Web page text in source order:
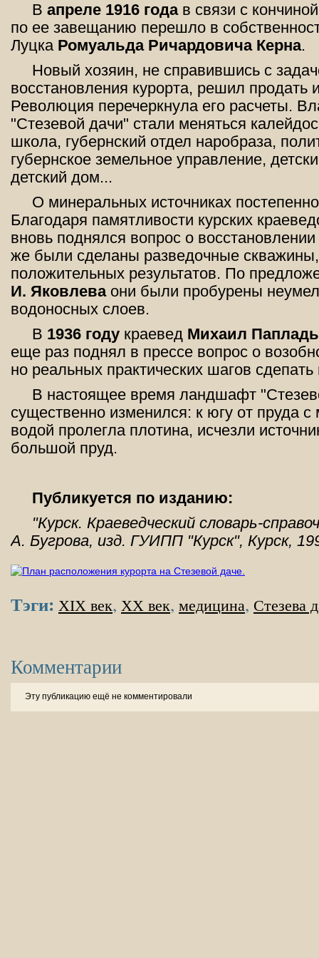
В апреле 1916 годав связи с
по ее завещанию перешло в
Луцка Ромуальда Ричардовича Керна.
Новый хозяин, не справившись с
восстановления курорта, решил продать
Революция перечеркнула его расчеты.
"Стезевой дачи" стали меняться
школа, губернский отдел наробраза,
губернское земельное управление,
детский дом...
О минеральных источниках
Благодаря памятливости курских
вновь поднялся вопрос о восстановлении
же были сделаны разведочные
положительных результатов. По
И. Яковлеваони были пробурены
водоносных слоев.
В 1936 году краевед Михаил
еще раз поднял в прессе вопрос о
но реальных практических шагов сдепать
В настоящее время ландшафт
существен­но изменился: к югу от пруда с
водой пролегла плотина, исчезли
большой пруд.
Публикуется по изданию:
"Курск. Краеведческий словарь-
А. Бугрова, изд. ГУИПП "Курск", Курск,
Тэги: XIX век, XX век, медицина, Стезева
Комментарии
Эту публикацию ещё не комментировали